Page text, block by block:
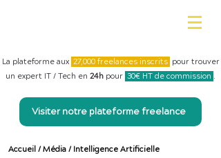
La plateforme aux 27,000 freelances inscrits pour trouver
un expert IT / Tech en 24h pour 30€ HT de commission .
Visiter notre plateforme freelance
Accueil / Média / Intelligence Artificielle